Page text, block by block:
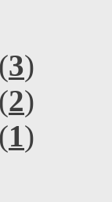
3)
2)
1)